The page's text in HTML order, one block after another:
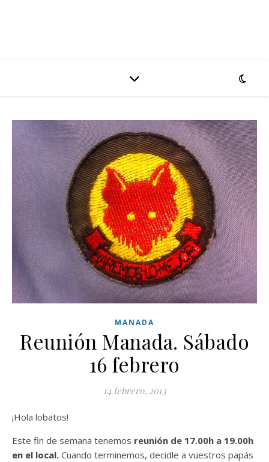
MANADA
Reunión Manada. Sábado
16 febrero
14 febrero, 2013
¡Hola lobatos!
Este fin de semana tenemos reunión de 17.00h a 19.00h
en el local. Cuando terminemos, decidle a vuestros papás